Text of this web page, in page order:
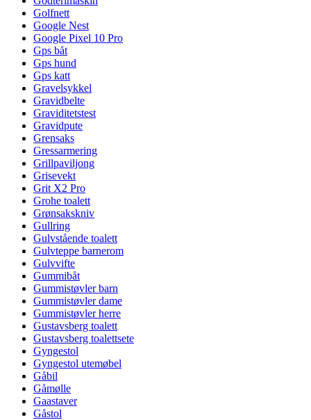
Golfnett
Google Nest
Google Pixel 10 Pro
Gps båt
Gps hund
Gps katt
Gravelsykkel
Gravidbelte
Graviditetstest
Gravidpute
Grensaks
Gressarmering
Grillpaviljong
Grisevekt
Grit X2 Pro
Grohe toalett
Grønsakskniv
Gullring
Gulvstående toalett
Gulvteppe barnerom
Gulvvifte
Gummibåt
Gummistøvler barn
Gummistøvler dame
Gummistøvler herre
Gustavsberg toalett
Gustavsberg toalettsete
Gyngestol
Gyngestol utemøbel
Gåbil
Gåmølle
Gaastaver
Gåstol